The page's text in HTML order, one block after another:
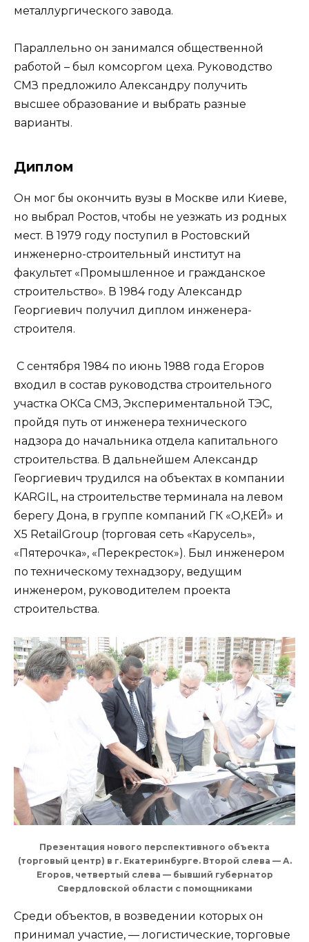
металлургического завода.
Параллельно он занимался общественной
работой – был комсоргом цеха. Руководство
СМЗ предложило Александру получить
высшее образование и выбрать разные
варианты.
Диплом
Он мог бы окончить вузы в Москве или Киеве,
но выбрал Ростов, чтобы не уезжать из родных
мест. В 1979 году поступил в Ростовский
инженерно-строительный институт на
факультет «Промышленное и гражданское
строительство». В 1984 году Александр
Георгиевич получил диплом инженера-
строителя.
С сентября 1984 по июнь 1988 года Егоров
входил в состав руководства строительного
участка ОКСа СМЗ, Экспериментальной ТЭС,
пройдя путь от инженера технического
надзора до начальника отдела капитального
строительства. В дальнейшем Александр
Георгиевич трудился на объектах в компании
KARGIL, на строительстве терминала на левом
берегу Дона, в группе компаний ГК «О,КЕЙ» и
X5 RetailGroup (торговая сеть «Карусель»,
«Пятерочка», «Перекресток»). Был инженером
по техническому технадзору, ведущим
инженером, руководителем проекта
строительства.
Презентация нового перспективного объекта
(торговый центр) в г. Екатеринбурге. Второй слева — А.
Егоров, четвертый слева — бывший губернатор
Свердловской области с помощниками
Среди объектов, в возведении которых он
принимал участие, — логистические, торговые